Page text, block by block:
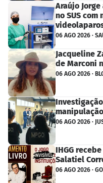
Araújo
no SUS com
06 AGO 2026 ·
Jacqueline
de Marconi
06 AGO 2026 ·
06 AGO 2026 ·
IHGG
Salatiel
06 AGO 2026 ·